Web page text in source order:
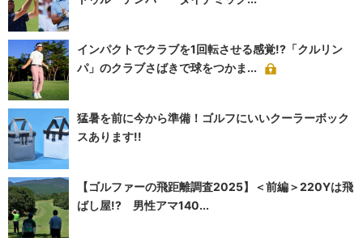
インパクトでクラブを1回転させる感覚!?「クルリン
パ」のクラブさばきで球をつかま...
猛暑を前に今から準備！ゴルフにいいクーラーボック
スあります!!
【ゴルファーの飛距離調査2025】＜前編＞220Yは飛
ばし屋!? 男性アマ140...